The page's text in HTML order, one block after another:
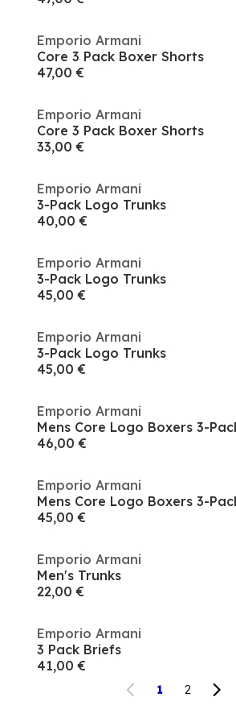
Emporio Armani
Core 3 Pack Boxer Shorts
47,00 €
Emporio Armani
Core 3 Pack Boxer Shorts
33,00 €
Emporio Armani
3-Pack Logo Trunks
40,00 €
Emporio Armani
3-Pack Logo Trunks
45,00 €
Emporio Armani
3-Pack Logo Trunks
45,00 €
Emporio Armani
Mens Core Logo Boxers 3-
46,00 €
Emporio Armani
Mens Core Logo Boxers 3-
45,00 €
Emporio Armani
Men's Trunks
22,00 €
Emporio Armani
3 Pack Briefs
41,00 €
1 2